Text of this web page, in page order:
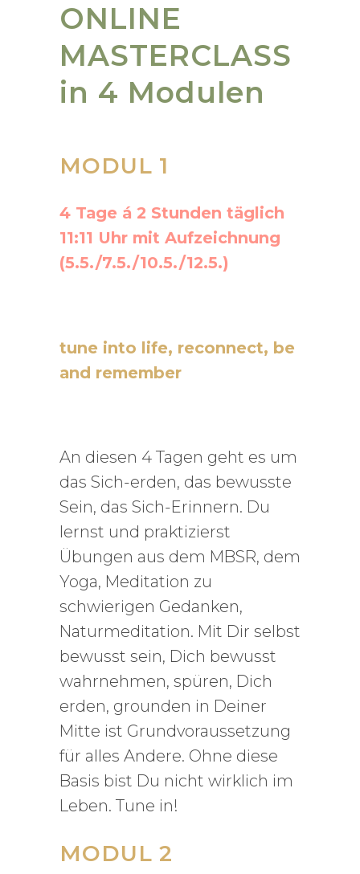
ONLINE
MASTERCLASS
in 4 Modulen
MODUL 1
4 Tage á 2 Stunden täglich
11:11 Uhr mit Aufzeichnung
(5.5./7.5./10.5./12.5.)
tune into life, reconnect, be
and remember
An diesen 4 Tagen geht es um
das Sich-erden, das bewusste
Sein, das Sich-Erinnern. Du
lernst und praktizierst
Übungen aus dem MBSR, dem
Yoga, Meditation zu
schwierigen Gedanken,
Naturmeditation. Mit Dir selbst
bewusst sein, Dich bewusst
wahrnehmen, spüren, Dich
erden, grounden in Deiner
Mitte ist Grundvoraussetzung
für alles Andere. Ohne diese
Basis bist Du nicht wirklich im
Leben. Tune in!
MODUL 2